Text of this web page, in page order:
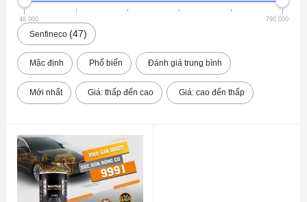
48 000 790 000
Senfineco 47
Mặc định Phổ biến Đánh giá trung bình
Mới nhất Giá: thấp đến cao Giá: cao đến thấp